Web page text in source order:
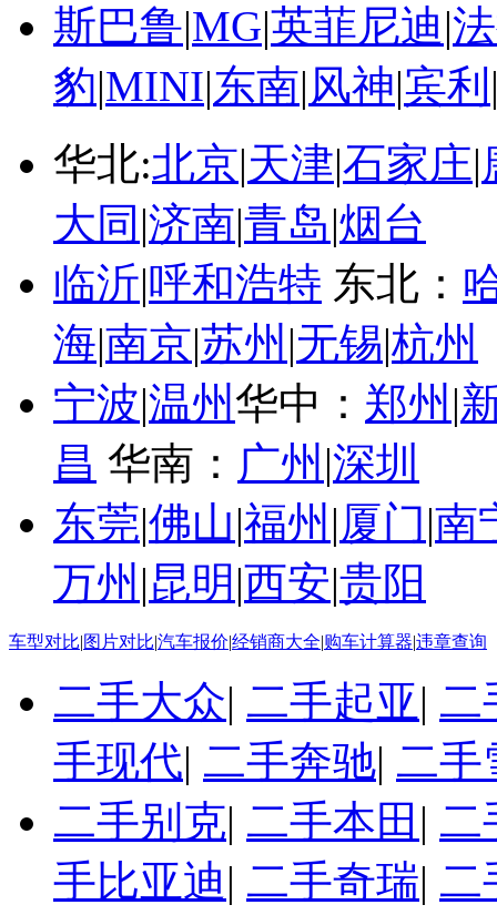
斯巴鲁|MG|英菲尼迪|
豹|MINI|东南|风神|宾利
华北:北京|天津|石家庄|
大同 |济南|青岛|烟台
临沂|呼和浩特 东北：
海|南京|苏州 |无锡|杭州
宁波|温州华中： 郑州 |
昌 华南： 广州 |深圳
东莞|佛山|福州 |厦门|南
万州 |昆明 |西安|贵阳
车型对比|图片对比|汽车报价|经销商大全|购车计算器|违章查询
二手大众| 二手起亚| 二
手现代| 二手奔驰| 二手
二手别克| 二手本田 | 二
手比亚迪| 二手奇瑞| 二